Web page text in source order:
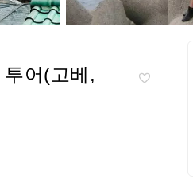
어(고베,